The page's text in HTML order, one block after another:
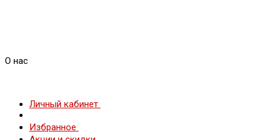
О нас
Личный кабинет
Избранное